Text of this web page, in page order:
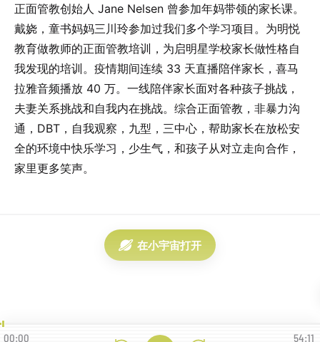
正面管教创始人 Jane Nelsen 曾参加年妈带领的家长课。
戴娆，童书妈妈三川玲参加过我们多个学习项目。为明悦
教育做教师的正面管教培训，为启明星学校家长做性格自
我发现的培训。疫情期间连续 33 天直播陪伴家长，喜马
拉雅音频播放 40 万。一线陪伴家长面对各种孩子挑战，
夫妻关系挑战和自我内在挑战。综合正面管教，非暴力沟
通，DBT，自我观察，九型，三中心，帮助家长在放松安
全的环境中快乐学习，少生气，和孩子从对立走向合作，
家里更多笑声。
在小宇宙打开
00:00 54:11